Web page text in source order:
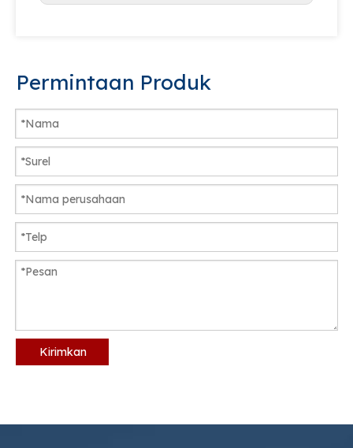
Permintaan Produk
Kirimkan